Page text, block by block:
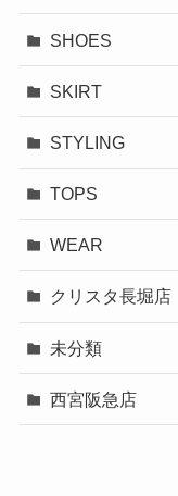
SHOES
SKIRT
STYLING
TOPS
WEAR
クリスタ長堀店
未分類
西宮阪急店